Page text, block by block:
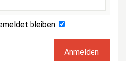
bleiben: